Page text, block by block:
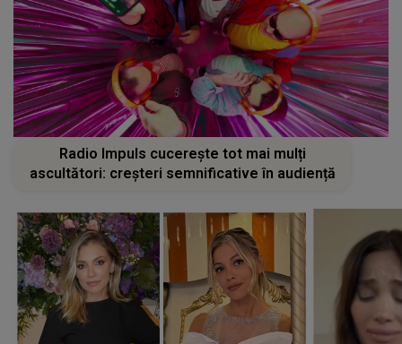
Radio Impuls cucerește tot mai mulți
ascultători: creșteri semnificative în audiență